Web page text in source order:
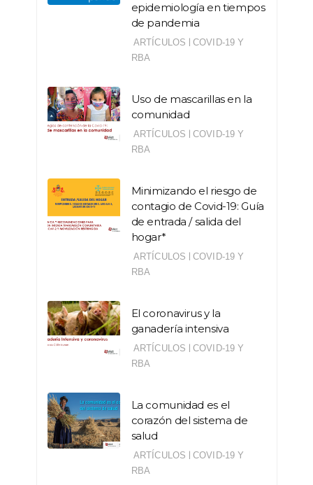
epidemiología en tiempos
de pandemia
ARTÍCULOS | COVID-19 Y
RBA
Uso de mascarillas en la
comunidad
ARTÍCULOS | COVID-19 Y
RBA
Minimizando el riesgo de
contagio de Covid-19: Guía
de entrada / salida del
hogar*
ARTÍCULOS | COVID-19 Y
RBA
El coronavirus y la
ganadería intensiva
ARTÍCULOS | COVID-19 Y
RBA
La comunidad es el
corazón del sistema de
salud
ARTÍCULOS | COVID-19 Y
RBA